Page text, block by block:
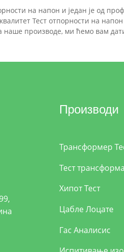
на напон и један је од
Тест отпорности на
наше производе, ми ћемо вам
Производи
Трансформер
Тест
Хипот Тест
Цабле Лоцате
Гас Аналисис